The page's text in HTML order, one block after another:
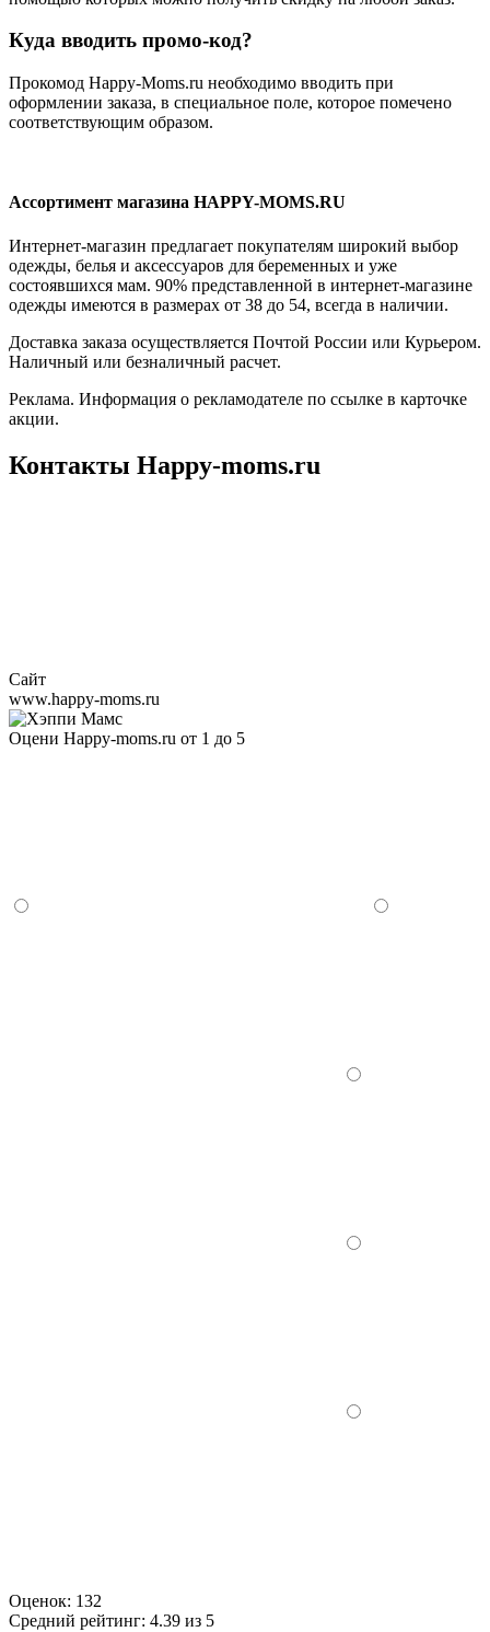
Куда вводить промо-код?
Прокомод Happy-Moms.ru необходимо вводить при
оформлении заказа, в специальное поле, которое помечено
соответствующим образом.
Ассортимент магазина HAPPY-MOMS.RU
Интернет-магазин предлагает покупателям широкий выбор
одежды, белья и аксессуаров для беременных и уже
состоявшихся мам. 90% представленной в интернет-магазине
одежды имеются в размерах от 38 до 54, всегда в наличии.
Доставка заказа осуществляется Почтой России или Курьером.
Наличный или безналичный расчет.
Реклама. Информация о рекламодателе по ссылке в карточке
акции.
Контакты Happy-moms.ru
Сайт
www.happy-moms.ru
Оцени Happy-moms.ru от 1 до 5
Оценок: 132
Средний рейтинг: 4.39 из 5